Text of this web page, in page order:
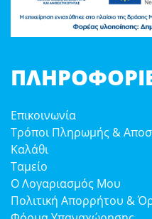
Επικοινωνία
Τρόποι Πληρωμής &
Καλάθι
Ταμείο
Ο Λογαριασμός Μου
Πολιτική Απορρήτου &